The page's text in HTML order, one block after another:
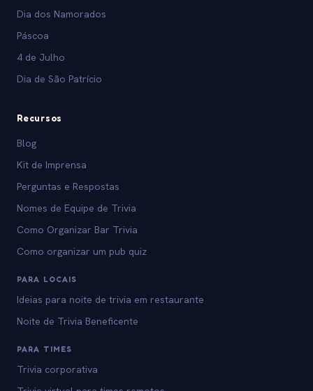
Dia dos Namorados
Páscoa
4 de Julho
Dia de São Patrício
Recursos
Blog
Kit de Imprensa
Perguntas e Respostas
Nomes de Equipe de Trivia
Como Organizar Bar Trivia
Como organizar um pub quiz
PARA LOCAIS
Ideias para noite de trivia em restaurante
Noite de Trivia Beneficente
PARA TIMES
Trivia corporativa